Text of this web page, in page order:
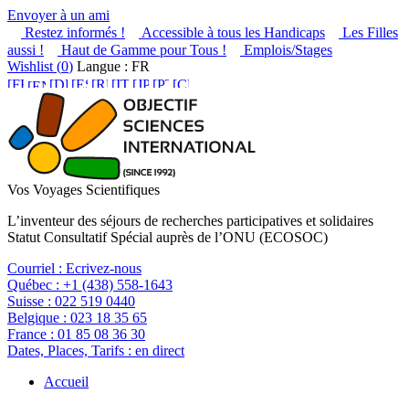
Envoyer à un ami
Restez informés !
Accessible à tous les Handicaps
Les Filles
aussi !
Haut de Gamme pour Tous !
Emplois/Stages
Wishlist (0) Langue : FR
Vos Voyages Scientifiques
L’inventeur des séjours de recherches participatives et solidaires
Statut Consultatif Spécial auprès de l’ONU (ECOSOC)
Courriel : Ecrivez-nous
Québec : +1 (438) 558-1643
Suisse : 022 519 0440
Belgique : 023 18 35 65
France : 01 85 08 36 30
Dates, Places, Tarifs : en direct
Accueil